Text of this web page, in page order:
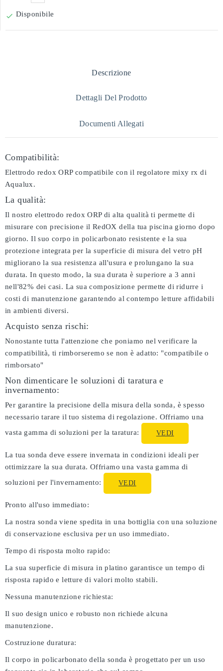
 Disponibile
Descrizione
Dettagli Del Prodotto
Documenti Allegati
Compatibilità:
Elettrodo redox ORP compatibile con il regolatore mixy rx di
Aqualux.
La qualità:
Il nostro elettrodo redox ORP di alta qualità ti permette di
misurare con precisione il RedOX della tua piscina giorno dopo
giorno. Il suo corpo in policarbonato resistente e la sua
protezione integrata per la superficie di misura del vetro pH
migliorano la sua resistenza all'usura e prolungano la sua
durata. In questo modo, la sua durata è superiore a 3 anni
nell'82% dei casi. La sua composizione permette di ridurre i
costi di manutenzione garantendo al contempo letture affidabili
in ambienti diversi.
Acquisto senza rischi:
Nonostante tutta l'attenzione che poniamo nel verificare la
compatibilità, ti rimborseremo se non è adatto: "compatibile o
rimborsato"
Non dimenticare le soluzioni di taratura e
invernamento:
Per garantire la precisione della misura della sonda, è spesso
necessario tarare il tuo sistema di regolazione. Offriamo una
vasta gamma di soluzioni per la taratura:
VEDI
La tua sonda deve essere invernata in condizioni ideali per
ottimizzare la sua durata. Offriamo una vasta gamma di
soluzioni per l'invernamento:
VEDI
Pronto all'uso immediato:
La nostra sonda viene spedita in una bottiglia con una soluzione
di conservazione esclusiva per un uso immediato.
Tempo di risposta molto rapido:
La sua superficie di misura in platino garantisce un tempo di
risposta rapido e letture di valori molto stabili.
Nessuna manutenzione richiesta:
Il suo design unico e robusto non richiede alcuna
manutenzione.
Costruzione duratura:
Il corpo in policarbonato della sonda è progettato per un uso